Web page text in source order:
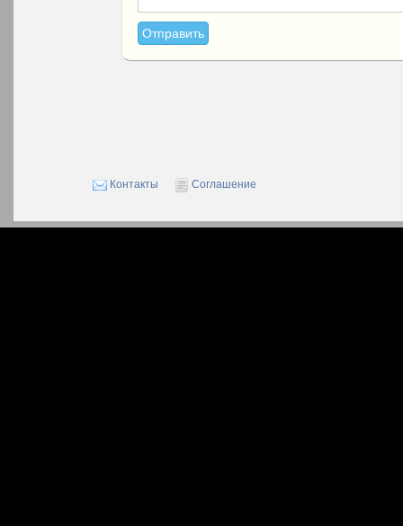
Контакты Соглашение